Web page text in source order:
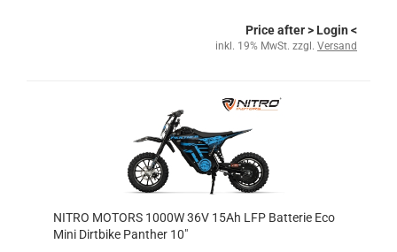
Price after> Login <
inkl. 19% MwSt. zzgl. Versand
NITRO MOTORS 1000W 36V 15Ah LFP Batterie Eco
Mini Dirtbike Panther 10"